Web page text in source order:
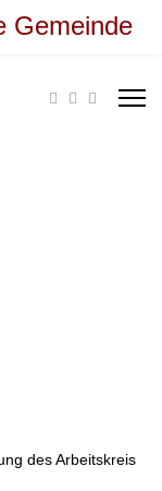
des Arbeitskreis